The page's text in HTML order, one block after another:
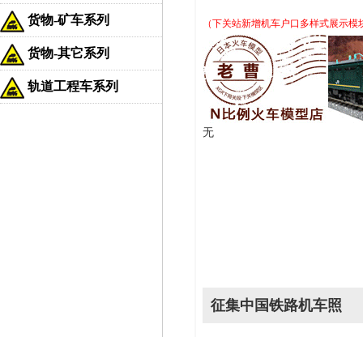
货物-矿车系列
货物-其它系列
轨道工程车系列
（下关站新增机车户口多样式展示
无
征集中国铁路机车照